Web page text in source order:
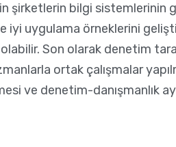
bilgi sistemlerinin
iyi uygulama örneklerini
Son olarak denetim
ortak çalışmalar
ve denetim-danışmanlık